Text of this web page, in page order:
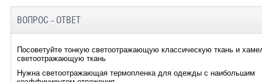
ВОПРОС - ОТВЕТ
Посоветуйте тонкую светоотражающую классическую ткань и
светоотражающую ткань
Нужна светоотражающая термопленка для одежды с наибольшим